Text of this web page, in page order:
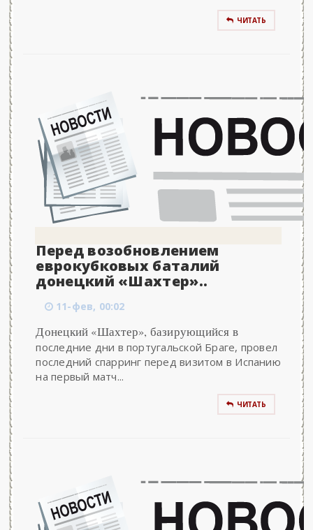
ЧИТАТЬ
Перед возобновлением
еврокубковых баталий
донецкий «Шахтер»..
11-фев, 00:02
Донецкий «Шахтер», базирующийся в
последние дни в португальской Браге, провел
последний спарринг перед визитом в Испанию
на первый матч...
ЧИТАТЬ